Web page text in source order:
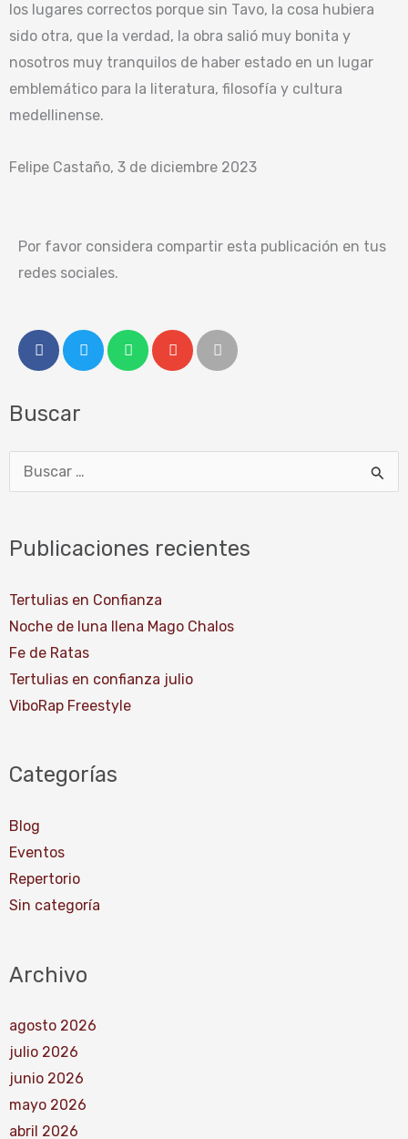
los lugares correctos porque sin Tavo, la cosa hubiera
sido otra, que la verdad, la obra salió muy bonita y
nosotros muy tranquilos de haber estado en un lugar
emblemático para la literatura, filosofía y cultura
medellinense.
Felipe Castaño, 3 de diciembre 2023
Por favor considera compartir esta publicación en tus
redes sociales.
Buscar
Buscar
Publicaciones recientes
Tertulias en Confianza
Noche de luna llena Mago Chalos
Fe de Ratas
Tertulias en confianza julio
ViboRap Freestyle
Categorías
Blog
Eventos
Repertorio
Sin categoría
Archivo
agosto 2026
julio 2026
junio 2026
mayo 2026
abril 2026